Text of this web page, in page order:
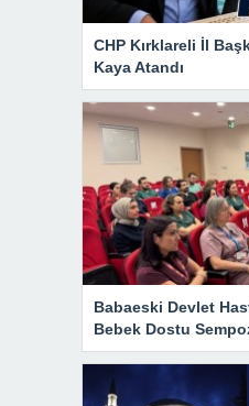
CHP Kırklareli İl
Kaya Atandı
Babaeski Devlet
Bebek Dostu